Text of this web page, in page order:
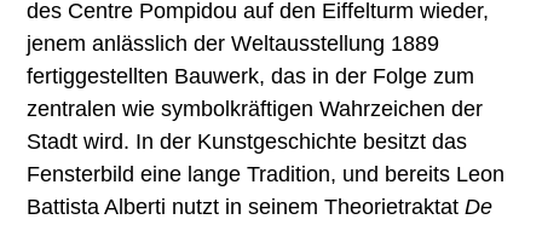
des Centre Pompidou auf den Eiffelturm wieder,
jenem anlässlich der Weltausstellung 1889
fertiggestellten Bauwerk, das in der Folge zum
zentralen wie symbolkräftigen Wahrzeichen der
Stadt wird. In der Kunstgeschichte besitzt das
Fensterbild eine lange Tradition, und bereits Leon
Battista Alberti nutzt in seinem TheorietraktatDe